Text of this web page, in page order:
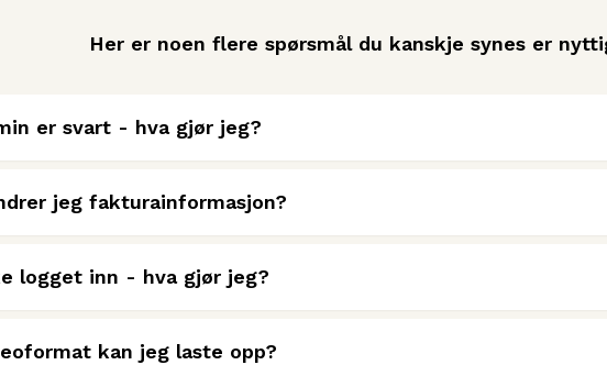
Her er noen flere spørsmål du kanskje synes er
er svart - hva gjør jeg?
jeg fakturainformasjon?
logget inn - hva gjør jeg?
kan jeg laste opp?